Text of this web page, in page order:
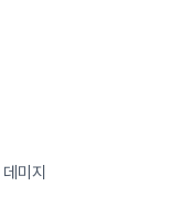
미지